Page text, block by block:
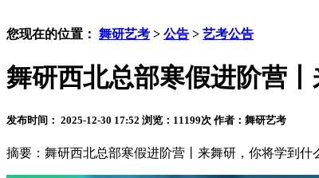
您现在的位置： 舞研艺考 > 公告 > 艺考公告
舞研西北总部寒假进阶营
发布时间： 2025-12-30 17:52 浏览： 11199次 作者：舞研艺考
摘要：舞研西北总部寒假进阶营丨来舞研，你将学到